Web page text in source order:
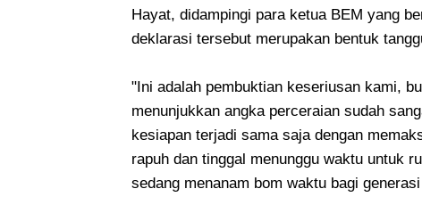
Hayat, didampingi para ketua BEM yang
deklarasi tersebut merupakan bentuk
"Ini adalah pembuktian keseriusan kami,
menunjukkan angka perceraian sudah
kesiapan terjadi sama saja dengan
rapuh dan tinggal menunggu waktu untuk
sedang menanam bom waktu bagi